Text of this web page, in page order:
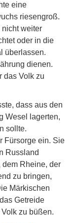
eine
riesengroß.
nicht weiter
oder in die
überlassen.
dienen.
das Volk zu
dass aus den
Wesel lagerten,
sollte.
Fürsorge ein. Sie
Russland
dem Rheine, der
zu bringen,
Märkischen
Getreide
zu büßen.